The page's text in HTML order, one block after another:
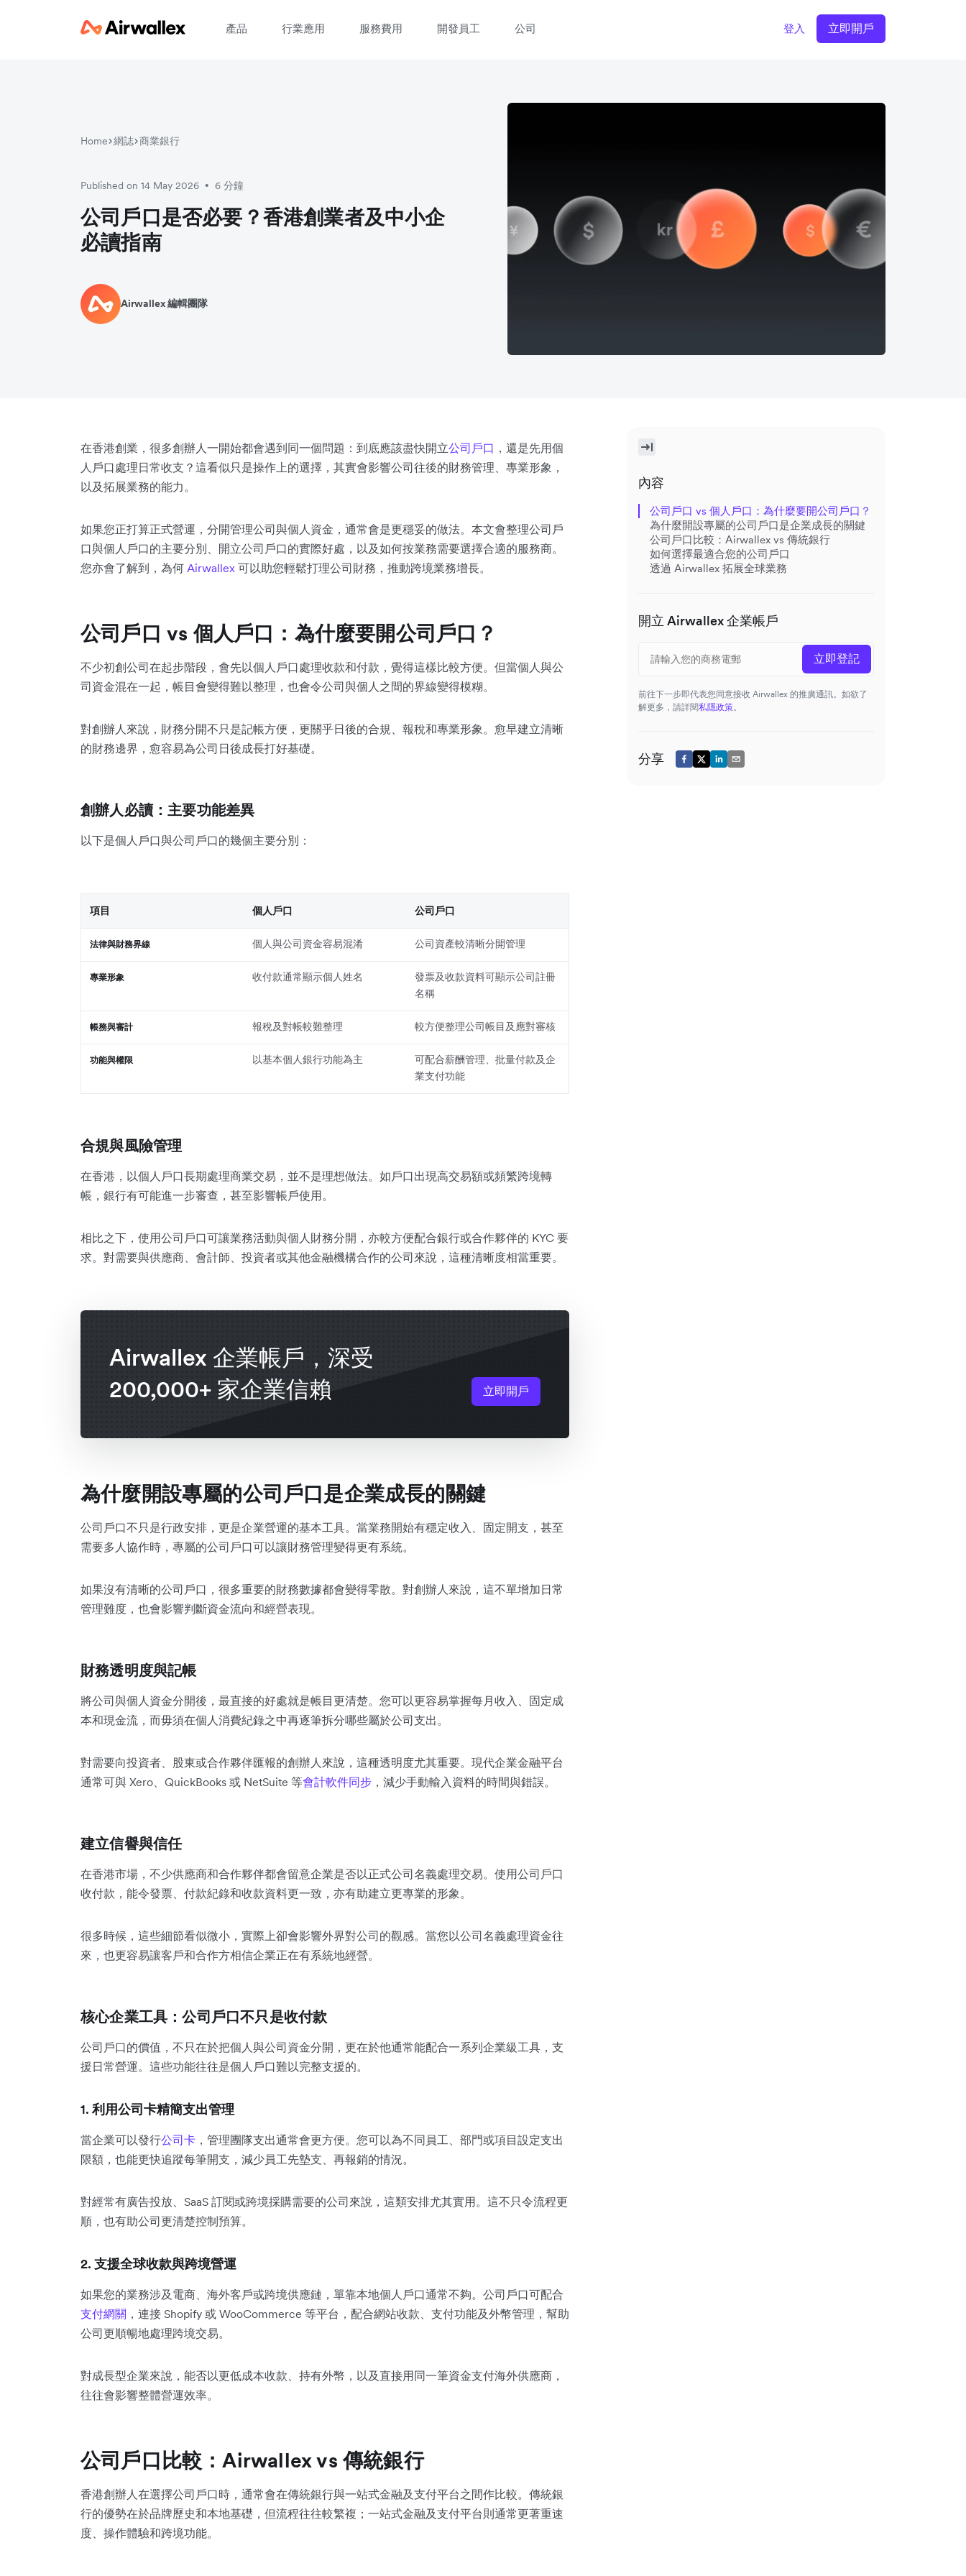
產品 行業應用 服務費用 開發員工 公司 登入 立即開戶
Home 網誌 商業銀行
Published on 14 May 2026 • 6 分鐘
公司戶口是否必要？香港創業者及中小企
必讀指南
Airwallex 編輯團隊
在香港創業，很多創辦人一開始都會遇到同一個問題：到底應該盡快開立公司戶口 ，還是先用個
人戶口處理日常收支？這看似只是操作上的選擇，其實會影響公司往後的財務管理、專業形象，
以及拓展業務的能力。
如果您正打算正式營運，分開管理公司與個人資金，通常會是更穩妥的做法。本文會整理公司戶
口與個人戶口的主要分別、開立公司戶口的實際好處，以及如何按業務需要選擇合適的服務商。
您亦會了解到，為何 Airwallex 可以助您輕鬆打理公司財務，推動跨境業務增長。
公司戶口 vs 個人戶口：為什麼要開公司戶口？
不少初創公司在起步階段，會先以個人戶口處理收款和付款，覺得這樣比較方便。但當個人與公
司資金混在一起，帳目會變得難以整理，也會令公司與個人之間的界線變得模糊。
對創辦人來說，財務分開不只是記帳方便，更關乎日後的合規、報稅和專業形象。愈早建立清晰
的財務邊界，愈容易為公司日後成長打好基礎。
創辦人必讀：主要功能差異
以下是個人戶口與公司戶口的幾個主要分別：
項目 個人戶口 公司戶口
法律與財務界線 個人與公司資金容易混淆 公司資產較清晰分開管理
專業形象 收付款通常顯示個人姓名
發票及收款資料可顯示公司註冊
名稱
帳務與審計 報稅及對帳較難整理 較方便整理公司帳目及應對審核
功能與權限 以基本個人銀行功能為主
可配合薪酬管理、批量付款及企
業支付功能
合規與風險管理
在香港，以個人戶口長期處理商業交易，並不是理想做法。如戶口出現高交易額或頻繁跨境轉
帳，銀行有可能進一步審查，甚至影響帳戶使用。
相比之下，使用公司戶口可讓業務活動與個人財務分開，亦較方便配合銀行或合作夥伴的 KYC 要
求。對需要與供應商、會計師、投資者或其他金融機構合作的公司來說，這種清晰度相當重要。
Airwallex 企業帳戶，深受
200,000+ 家企業信賴
立即開戶
為什麼開設專屬的公司戶口是企業成長的關鍵
公司戶口不只是行政安排，更是企業營運的基本工具。當業務開始有穩定收入、固定開支，甚至
需要多人協作時，專屬的公司戶口可以讓財務管理變得更有系統。
如果沒有清晰的公司戶口，很多重要的財務數據都會變得零散。對創辦人來說，這不單增加日常
管理難度，也會影響判斷資金流向和經營表現。
財務透明度與記帳
將公司與個人資金分開後，最直接的好處就是帳目更清楚。您可以更容易掌握每月收入、固定成
本和現金流，而毋須在個人消費紀錄之中再逐筆拆分哪些屬於公司支出。
對需要向投資者、股東或合作夥伴匯報的創辦人來說，這種透明度尤其重要。現代企業金融平台
通常可與 Xero、QuickBooks 或 NetSuite 等會計軟件同步 ，減少手動輸入資料的時間與錯誤。
建立信譽與信任
在香港市場，不少供應商和合作夥伴都會留意企業是否以正式公司名義處理交易。使用公司戶口
收付款，能令發票、付款紀錄和收款資料更一致，亦有助建立更專業的形象。
很多時候，這些細節看似微小，實際上卻會影響外界對公司的觀感。當您以公司名義處理資金往
來，也更容易讓客戶和合作方相信企業正在有系統地經營。
核心企業工具：公司戶口不只是收付款
公司戶口的價值，不只在於把個人與公司資金分開，更在於他通常能配合一系列企業級工具，支
援日常營運。這些功能往往是個人戶口難以完整支援的。
1. 利用公司卡精簡支出管理
當企業可以發行公司卡 ，管理團隊支出通常會更方便。您可以為不同員工、部門或項目設定支出
限額，也能更快追蹤每筆開支，減少員工先墊支、再報銷的情況。
對經常有廣告投放、SaaS 訂閱或跨境採購需要的公司來說，這類安排尤其實用。這不只令流程更
順，也有助公司更清楚控制預算。
2. 支援全球收款與跨境營運
如果您的業務涉及電商、海外客戶或跨境供應鏈，單靠本地個人戶口通常不夠。公司戶口可配合
支付網關 ，連接 Shopify 或 WooCommerce 等平台，配合網站收款、支付功能及外幣管理，幫助
公司更順暢地處理跨境交易。
對成長型企業來說，能否以更低成本收款、持有外幣，以及直接用同一筆資金支付海外供應商，
往往會影響整體營運效率。
公司戶口比較：Airwallex vs 傳統銀行
香港創辦人在選擇公司戶口時，通常會在傳統銀行與一站式金融及支付平台之間作比較。傳統銀
行的優勢在於品牌歷史和本地基礎，但流程往往較繁複；一站式金融及支付平台則通常更著重速
度、操作體驗和跨境功能。
內容
公司戶口 vs 個人戶口：為什麼要開公司戶口？
為什麼開設專屬的公司戶口是企業成長的關鍵
公司戶口比較：Airwallex vs 傳統銀行
如何選擇最適合您的公司戶口
透過 Airwallex 拓展全球業務
開立 Airwallex 企業帳戶
立即登記
前往下一步即代表您同意接收 Airwallex 的推廣通訊。如欲了
解更多，請詳閱私隱政策。
分享